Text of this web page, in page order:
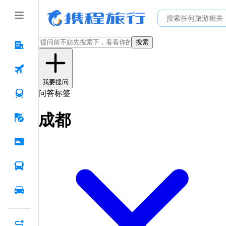
搜索
我要提问
问答标签
成都